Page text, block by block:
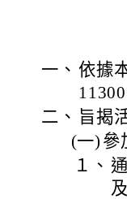
一、 依據
二、 旨揭
(一) 參
１、